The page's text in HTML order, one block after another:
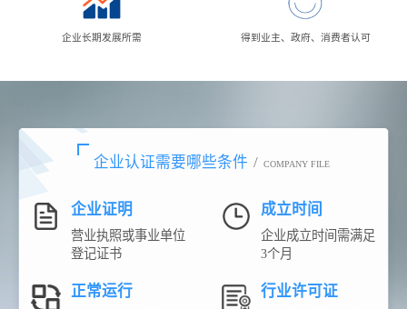
企业长期发展所需 得到业主、政府、消费者认可
企业认证需要哪些条件 / COMPANY FILE
企业证明
营业执照或事业单位
登记证书
成立时间
企业成立时间需满足
3个月
正常运行 行业许可证